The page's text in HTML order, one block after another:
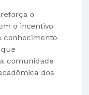
o
o incentivo
conhecimento
comunidade
dos